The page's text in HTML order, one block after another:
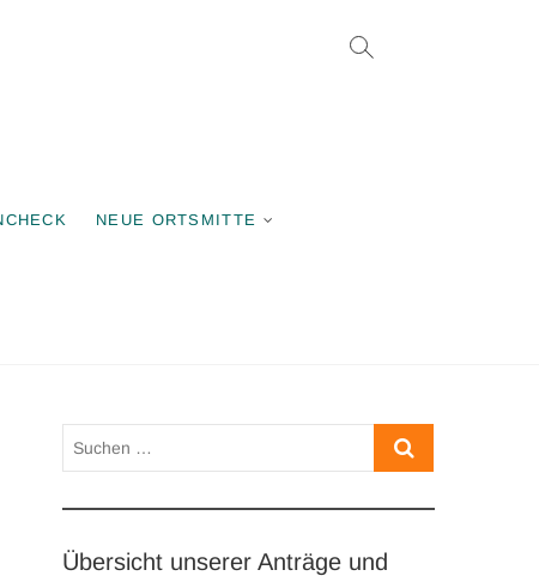
NEUE ORTSMITTE
Suchen
Übersicht unserer Anträge und